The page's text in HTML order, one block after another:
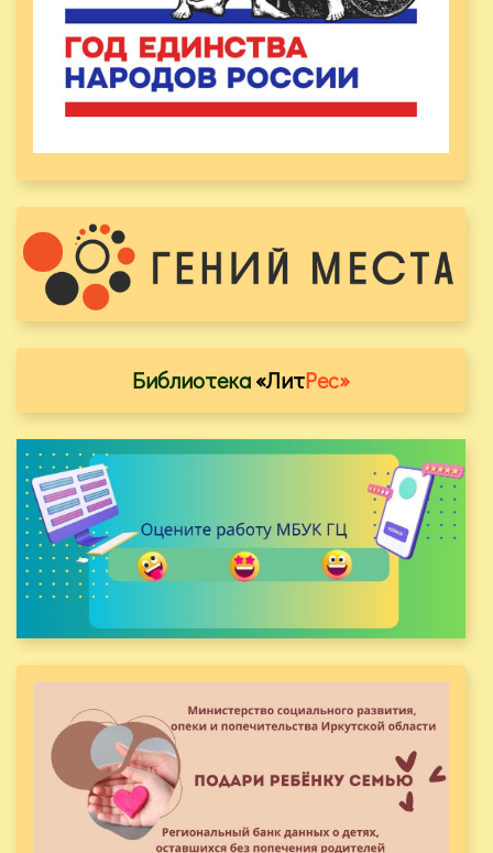
Библиотека«ЛитРес»